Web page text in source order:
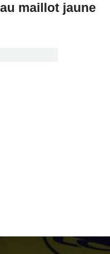
maillot jaune